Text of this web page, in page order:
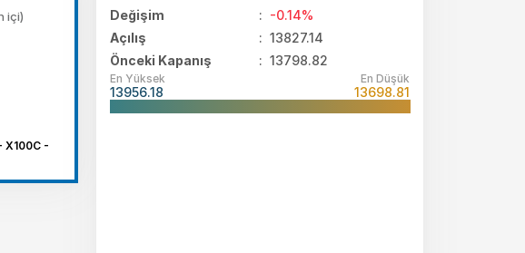
içi)
X100C -
Değişim : -0.14%
Açılış
: 13827.14
Önceki Kapanış
: 13798.82
En Yüksek
13956.18
En Düşük
13698.81